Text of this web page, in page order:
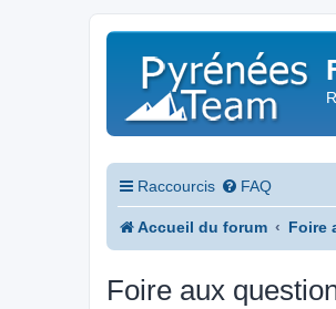
Raccourcis FAQ
Accueil du forum Foire
Foire aux